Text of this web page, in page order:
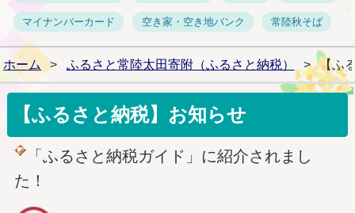
マイナンバーカード 空き家・空き地バンク 常陸秋そば
ホーム > ふるさと常陸太田寄附（ふるさと納税） > 【ふ
【ふるさと納税】お知らせ
「ふるさと納税ガイド」に紹介されまし
た！